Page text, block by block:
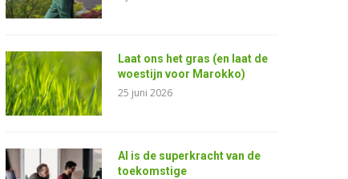
Laat ons het gras (en laat de
woestijn voor Marokko)
25 juni 2026
AI is de superkracht van de
toekomstige